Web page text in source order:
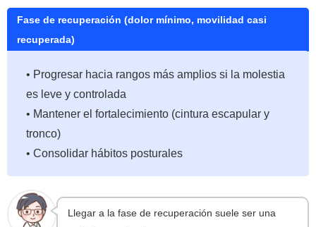
Fase de recuperación (dolor mínimo, movilidad casi
recuperada)
• Progresar hacia rangos más amplios si la molestia
es leve y controlada
• Mantener el fortalecimiento (cintura escapular y
tronco)
• Consolidar hábitos posturales
Llegar a la fase de recuperación suele ser una